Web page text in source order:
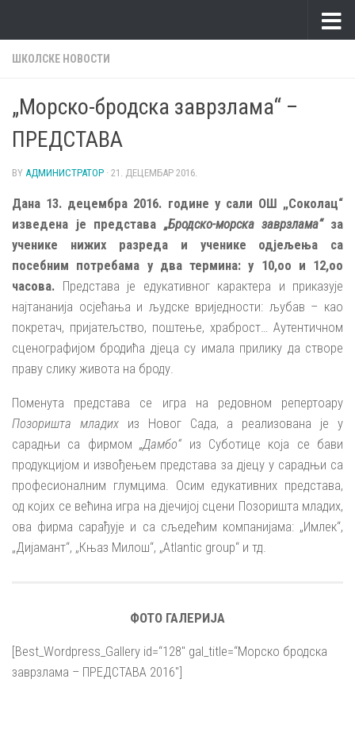
ШКОЛСКЕ НОВОСТИ
„Морско-бродска заврзлама“ –
ПРЕДСТАВА
BY АДМИНИСТРАТОР · 21. ДЕЦЕМБАР 2016.
Дана 13. децембра 2016. године у сали ОШ „Соколац“
изведена је представа „Бродско-морска заврзлама“за
ученике нижих разреда и ученике одјељења са
посебним потребама у два термина: у 10,оо и 12,оо
часова. Представа је едукативног карактера и приказује
најтананија осјећања и људске вриједности: љубав – као
покретач, пријатељство, поштење, храброст… Аутентичном
сценографијом бродића дјеца су имала прилику да створе
праву слику живота на броду.
Поменута представа се игра на редовном репертоару
Позоришта младихиз Новог Сада, а реализована је у
сарадњи са фирмом„Дамбо“ из Суботице која се бави
продукцијом и извођењем представа за дјецу у сарадњи са
професионалним глумцима. Осим едукативних представа,
од којих се већина игра на дјечијој сцени Позоришта младих,
ова фирма сарађује и са сљедећим компанијама: „Имлек“,
„Дијамант“, „Књаз Милош“, „Atlantic group“ и тд.
ФОТО ГАЛЕРИЈА
[Best_Wordpress_Gallery id=“128″ gal_title=“Морско бродска
заврзлама – ПРЕДСТАВА 2016″]